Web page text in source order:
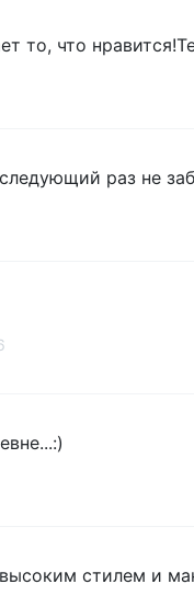
то, что
раз не
стилем и